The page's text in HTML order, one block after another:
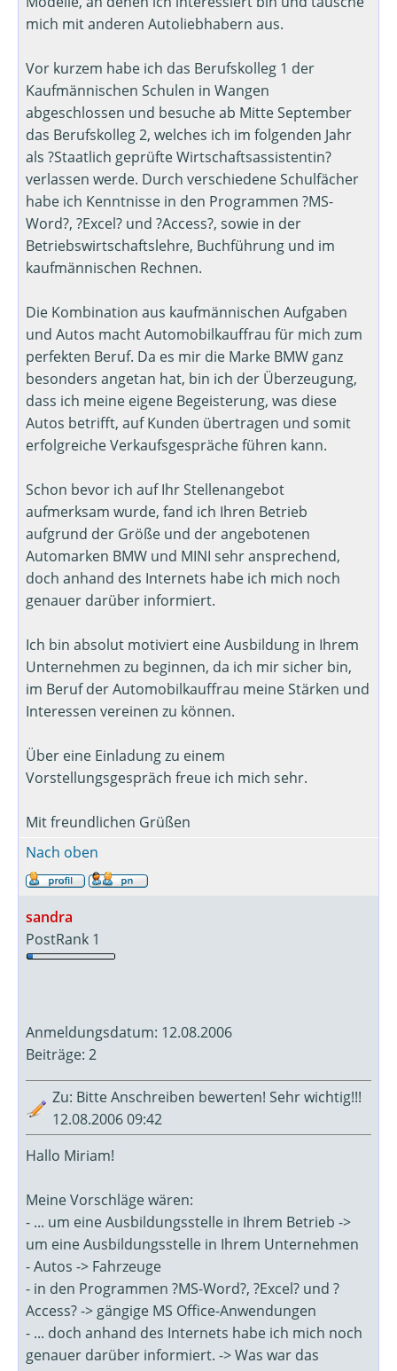
mich mit anderen Autoliebhabern aus.
Vor kurzem habe ich das Berufskolleg 1 der
Kaufmännischen Schulen in Wangen
abgeschlossen und besuche ab Mitte September
das Berufskolleg 2, welches ich im folgenden Jahr
als ?Staatlich geprüfte Wirtschaftsassistentin?
verlassen werde. Durch verschiedene Schulfächer
habe ich Kenntnisse in den Programmen ?MS-
Word?, ?Excel? und ?Access?, sowie in der
Betriebswirtschaftslehre, Buchführung und im
kaufmännischen Rechnen.
Die Kombination aus kaufmännischen Aufgaben
und Autos macht Automobilkauffrau für mich zum
perfekten Beruf. Da es mir die Marke BMW ganz
besonders angetan hat, bin ich der Überzeugung,
dass ich meine eigene Begeisterung, was diese
Autos betrifft, auf Kunden übertragen und somit
erfolgreiche Verkaufsgespräche führen kann.
Schon bevor ich auf Ihr Stellenangebot
aufmerksam wurde, fand ich Ihren Betrieb
aufgrund der Größe und der angebotenen
Automarken BMW und MINI sehr ansprechend,
doch anhand des Internets habe ich mich noch
genauer darüber informiert.
Ich bin absolut motiviert eine Ausbildung in Ihrem
Unternehmen zu beginnen, da ich mir sicher bin,
im Beruf der Automobilkauffrau meine Stärken und
Interessen vereinen zu können.
Über eine Einladung zu einem
Vorstellungsgespräch freue ich mich sehr.
Mit freundlichen Grüßen
Nach oben
sandra
PostRank 1
Anmeldungsdatum: 12.08.2006
Beiträge: 2
Zu: Bitte Anschreiben bewerten! Sehr wichtig!!!
12.08.2006 09:42
Hallo Miriam!
Meine Vorschläge wären:
- ... um eine Ausbildungsstelle in Ihrem Betrieb ->
um eine Ausbildungsstelle in Ihrem Unternehmen
- Autos -> Fahrzeuge
- in den Programmen ?MS-Word?, ?Excel? und ?
Access? -> gängige MS Office-Anwendungen
- ... doch anhand des Internets habe ich mich noch
genauer darüber informiert. -> Was war das